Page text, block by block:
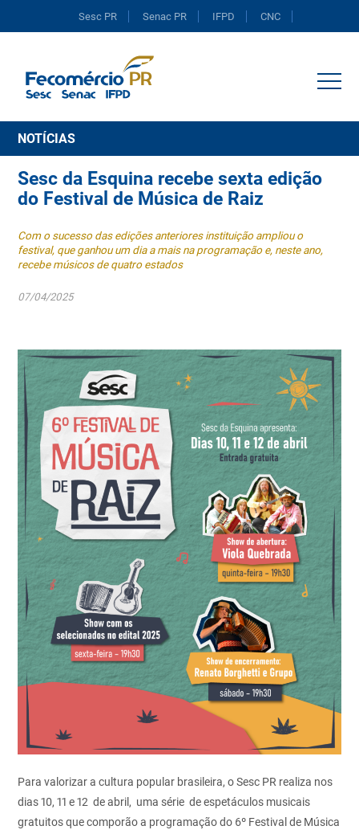
Sesc PR Senac PR IFPD CNC
NOTÍCIAS
Sesc da Esquina recebe sexta edição
do Festival de Música de Raiz
Com o sucesso das edições anteriores instituição ampliou o
festival, que ganhou um dia a mais na programação e, neste ano,
recebe músicos de quatro estados
07/04/2025
Para valorizar a cultura popular brasileira, o Sesc PR realiza nos
dias 10, 11 e 12 de abril, uma série de espetáculos musicais
gratuitos que comporão a programação do 6º Festival de Música